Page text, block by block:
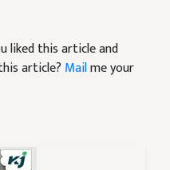
liked this article and
article? Mailme your